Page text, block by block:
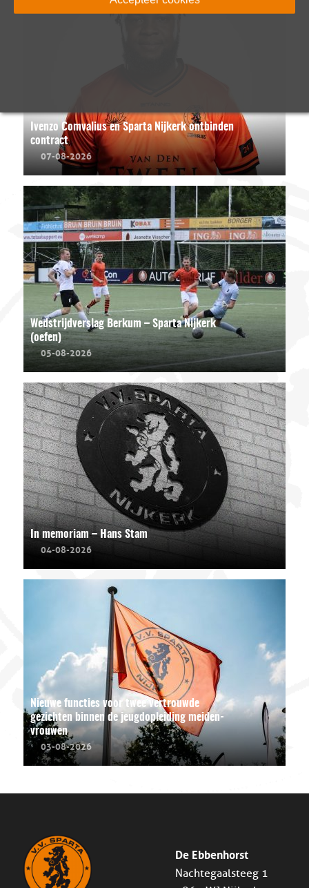
Ivenzo Comvalius en Sparta Nijkerk ontbinden
contract
07-08-2026
Wedstrijdverslag Berkum – Sparta Nijkerk
(oefen)
05-08-2026
In memoriam – Hans Stam
04-08-2026
Nieuwe functies voor twee vertrouwde
gezichten binnen de jeugdopleiding meiden-
vrouwen
03-08-2026
De Ebbenhorst
Nachtegaalsteeg 1